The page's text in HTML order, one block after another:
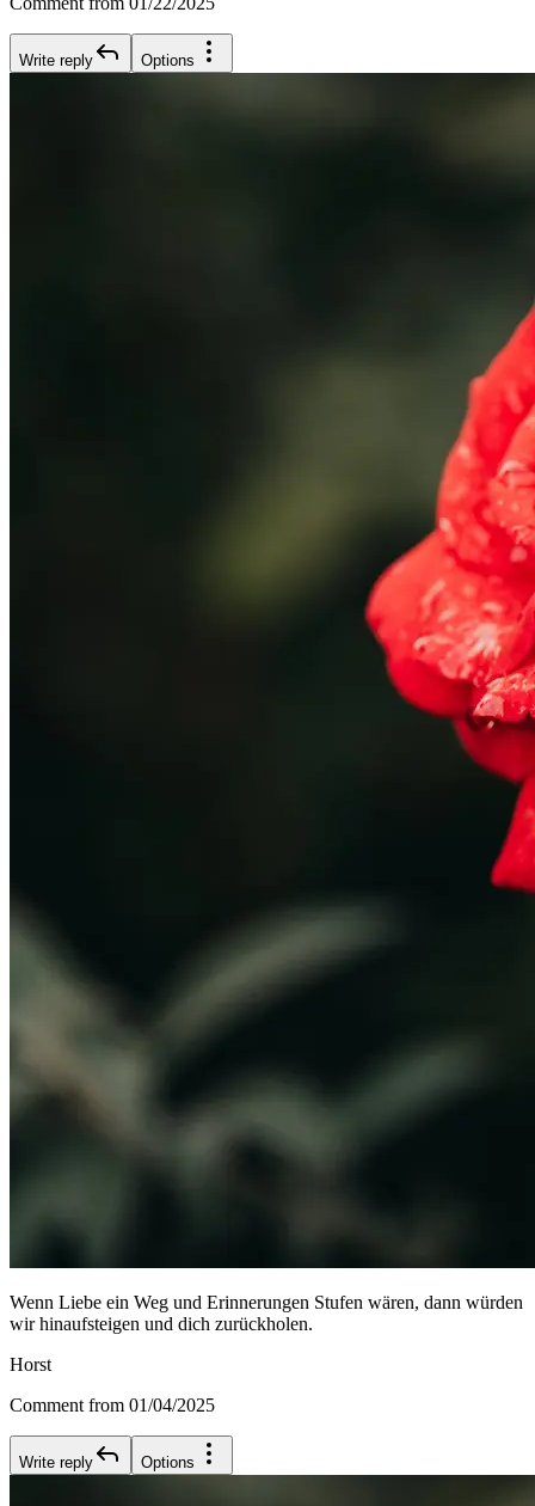
Write reply Options
Wenn Liebe ein Weg und Erinnerungen Stufen wären, dann würden
wir hinaufsteigen und dich zurückholen.
Horst
Comment from 01/04/2025
Write reply Options